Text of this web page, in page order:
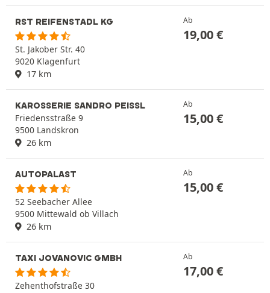
RST REIFENSTADL KG
St. Jakober Str. 40
9020 Klagenfurt
17 km
Ab
19,00€
KAROSSERIE SANDRO PEISSL
Friedensstraße 9
9500 Landskron
26 km
Ab
15,00€
AUTOPALAST
52 Seebacher Allee
9500 Mittewald ob Villach
26 km
Ab
15,00€
TAXI JOVANOVIC GMBH
Zehenthofstraße 30
Ab
17,00€